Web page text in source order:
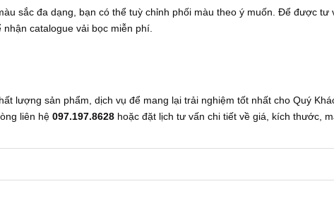
sắc đa dạng, bạn có thể tuỳ chỉnh phối màu theo ý muốn. Để được tư
catalogue vải bọc miễn phí.
lượng sản phẩm, dịch vụ để mang lại trải nghiệm tốt nhất cho Quý
liên hệ097.197.8628 hoặc đặt lịch tư vấn chi tiết về giá, kích thước,